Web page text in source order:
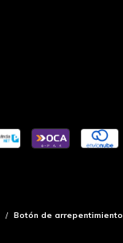
/ Botón de arrepentimiento